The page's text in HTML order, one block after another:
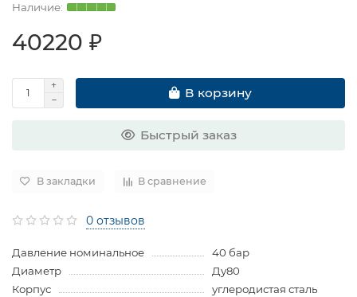
40220 ₽
В корзину
Быстрый заказ
В закладки В сравнение
0 отзывов
Давление номинальное
40 бар
Диаметр
Ду80
Корпус
углеродистая сталь